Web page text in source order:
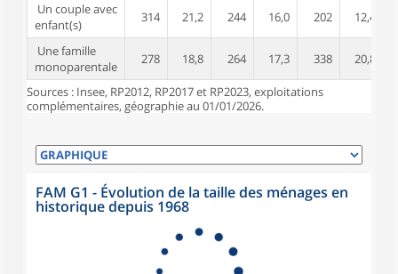
Un couple avec
enfant(s)
314 21,2 244 16,0 202 12,4
Une famille
monoparentale
278 18,8 264 17,3 338 20,8
Sources : Insee, RP2012, RP2017 et RP2023, exploitations
complémentaires, géographie au 01/01/2026.
FAM G1 - Évolution de la taille des ménages en
historique depuis 1968